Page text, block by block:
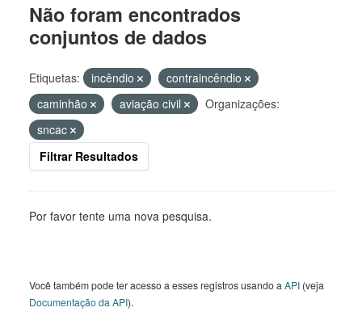
Não foram encontrados
conjuntos de dados
Etiquetas: incêndio
contraincêndio
caminhão
aviação civil
Organizações:
sncac
Filtrar Resultados
Por favor tente uma nova pesquisa.
Você também pode ter acesso a esses registros usando a API (veja
Documentação da API).